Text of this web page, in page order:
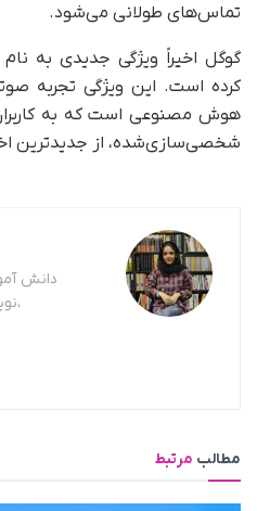
تماس‌های طولانی می‌شود.
گوگل اخیراً ویژگی جدیدی به نام
کرده است. این ویژگی تجربه
هوش مصنوعی است که به
شخصی‌سازی‌شده، از جدیدترین
دانش
مطالب مرتبط